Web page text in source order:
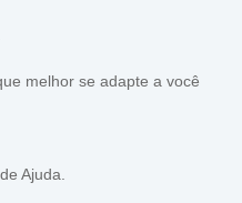
melhor se adapte a você
Ajuda